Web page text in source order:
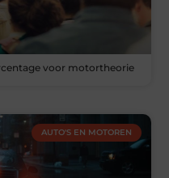
voor motortheorie
AUTO'S EN MOTOREN